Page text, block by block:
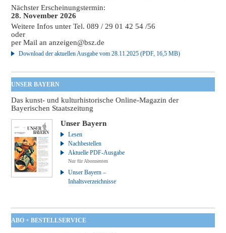
Nächster Erscheinungstermin:
28. November 2026
Weitere Infos unter Tel. 089 / 29 01 42 54 /56
oder
per Mail ananzeigen@bsz.de
Download der aktuellen Ausgabe vom 28.11.2025 (PDF, 16,5 MB)
UNSER BAYERN
Das kunst- und kulturhistorische Online-Magazin der
Bayerischen Staatszeitung
Unser Bayern
Lesen
Nachbestellen
Aktuelle PDF-Ausgabe
Nur für Abonnenten
Unser Bayern –
Inhaltsverzeichnisse
ABO + BESTELLSERVICE